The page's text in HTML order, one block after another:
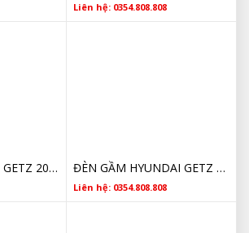
Liên hệ: 0354.808.808
LÁ CÔN HYUNDAI GETZ 2006- 2010 4110022720 CHÍNH HÃNG GIÁ RẺ ĐÈN GẦM HYUNDAI GETZ 2006- 2010 922011C500 CHÍNH HÃNG GIÁ RẺ
Liên hệ: 0354.808.808